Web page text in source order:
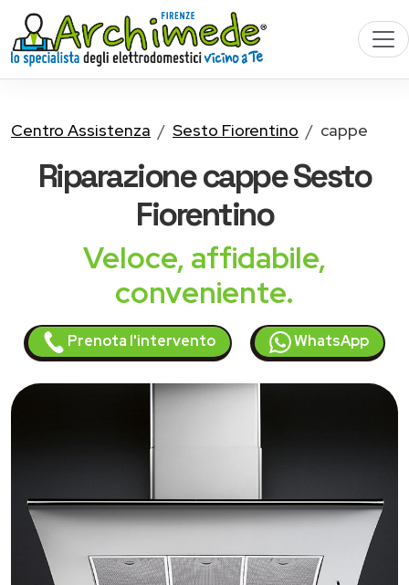
Centro Assistenza Sesto Fiorentino cappe
RiparazionecappeSesto
Fiorentino
Veloce, affidabile,
conveniente.
Prenota l'intervento WhatsApp